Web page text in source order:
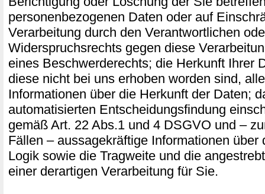
personenbezogenen Daten oder auf
Verarbeitung durch den Verantwortlichen
Widerspruchsrechts gegen diese
eines Beschwerderechts; die Herkunft Ihrer
diese nicht bei uns erhoben worden sind,
Informationen über die Herkunft der Daten;
automatisierten Entscheidungsfindung
gemäß Art. 22 Abs.1 und 4 DSGVO und –
Fällen – aussagekräftige Informationen über
Logik sowie die Tragweite und die
einer derartigen Verarbeitung für Sie.